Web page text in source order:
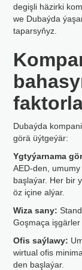
degişli häzirki
we Dubaýda
taparsyňyz.
Dubaýda
görä üýtgeýär:
Ygtyýarnama
AED-den,
başlaýar. Her bir
öz içine alýar.
Wiza sany:
Goşmaça
Ofis saýlawy:
wirtual ofis
den başlaýar.